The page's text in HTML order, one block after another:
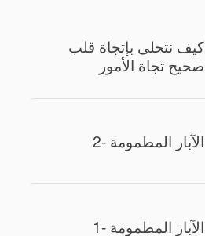
كيف نتحلى بإتجاة قلب
صحيح تجاة الأمور
الآبار المطمومة -2
الآبار المطمومة -1